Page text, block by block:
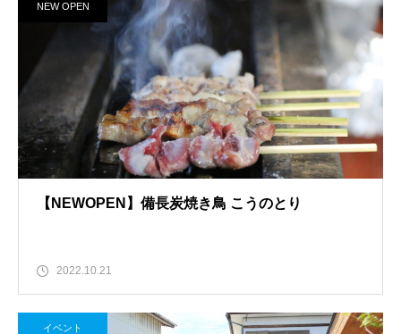
NEW OPEN
【NEWOPEN】備長炭焼き鳥 こうのとり
2022.10.21
イベント